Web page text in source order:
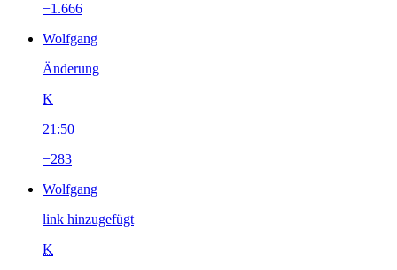
−1.666
Wolfgang
Änderung
K
21:50
−283
Wolfgang
link hinzugefügt
K